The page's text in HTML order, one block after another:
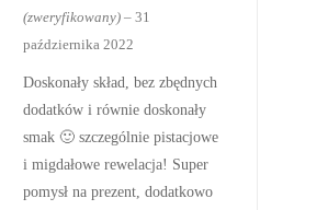
Oceniono
na 5
(zweryfikowany) – 31
października 2022
Doskonały skład, bez zbędnych
dodatków i równie doskonały
smak 🙂 szczególnie pistacjowe
i migdałowe rewelacja! Super
pomysł na prezent, dodatkowo